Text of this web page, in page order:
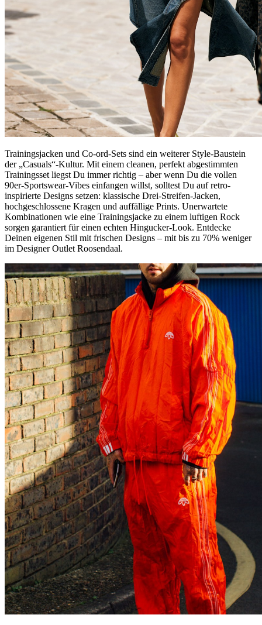
Trainingsjacken und Co-ord-Sets sind ein weiterer Style-Baustein
der „Casuals“-Kultur. Mit einem cleanen, perfekt abgestimmten
Trainingsset liegst Du immer richtig – aber wenn Du die vollen
90er-Sportswear-Vibes einfangen willst, solltest Du auf retro-
inspirierte Designs setzen: klassische Drei-Streifen-Jacken,
hochgeschlossene Kragen und auffällige Prints. Unerwartete
Kombinationen wie eine Trainingsjacke zu einem luftigen Rock
sorgen garantiert für einen echten Hingucker-Look. Entdecke
Deinen eigenen Stil mit frischen Designs – mit bis zu 70% weniger
im Designer Outlet Roosendaal.